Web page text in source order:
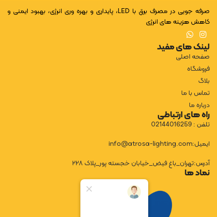
صرفه جویی در مصرف برق با LED، پایداری و بهره وری انرژی، بهبود ایمنی و
کاهش هزینه های انرژی
لینک های مفید
صفحه اصلی
فروشگاه
بلاگ
تماس با ما
درباره ما
راه های ارتباطی
تلفن : 02144016259
ایمیل:info@atrosa-lighting.com
آدرس:تهران_باغ فیض_خیابان خجسته پور_پلاک ۲۲۸
نماد ها